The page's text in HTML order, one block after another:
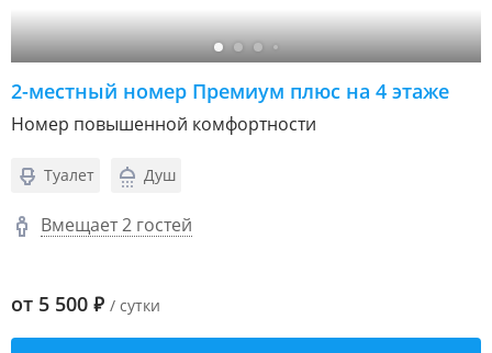
2-местный номер Премиум плюс на 4 этаже
Номер повышенной комфортности
Туалет Душ
Вмещает 2 гостей
от 5 500 ₽ / сутки